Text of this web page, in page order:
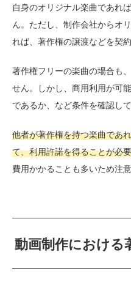
自身のオリジナル楽曲であれ
ん。ただし、制作会社からオ
れば、著作権の譲渡などを契
著作権フリーの楽曲の場合も
せん。しかし、商用利用が可
であるか、など条件を確認し
他者が著作権を持つ楽曲であ
て、利用許諾を得ることが必
費用かかることも多いため注
動画制作における